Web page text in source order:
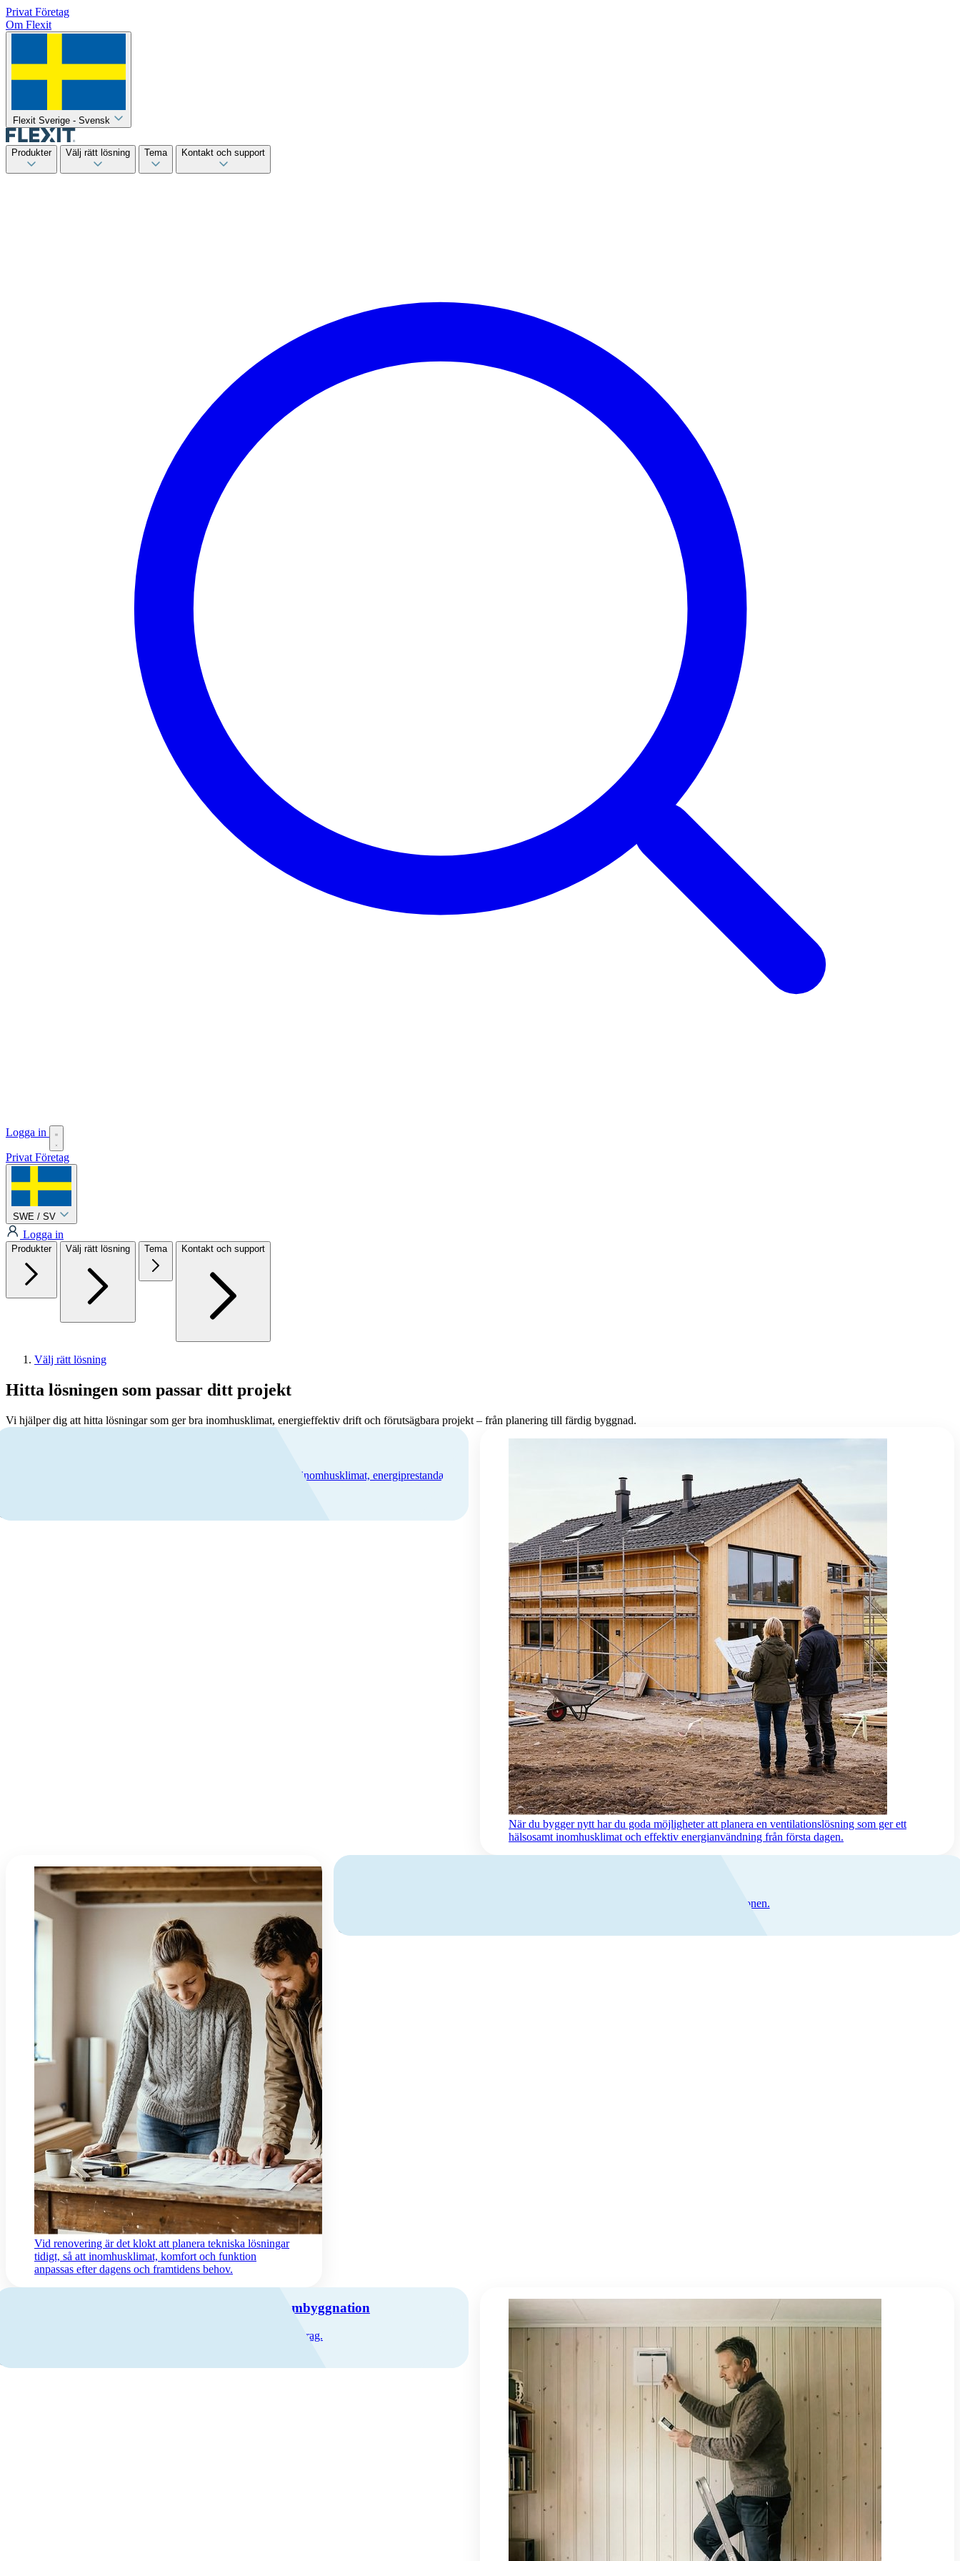
Privat Företag
Om Flexit
Flexit Sverige - Svensk
Produkter Välj rätt lösning Tema Kontakt och support
Logga in
Privat Företag
SWE / SV
Logga in
Produkter Välj rätt lösning Tema Kontakt och support
Välj rätt lösning
Hitta lösningen som passar ditt projekt
Vi hjälper dig att hitta lösningar som ger bra inomhusklimat, energieffektiv drift och förutsägbara projekt – från planering till färdig byggnad.
När du bygger nytt har du goda möjligheter att planera en ventilationslösning som ger ett
hälsosamt inomhusklimat och effektiv energianvändning från första dagen.
du projekterar eller bygger nytt är rätt ventilation avgörande för inomhusklimat, energiprestanda och
Vid renovering är det klokt att planera tekniska lösningar
tidigt, så att inomhusklimat, komfort och funktion
anpassas efter dagens och framtidens behov.
Ska du renovera eller uppgradera en byggnad? Då är det ett bra tillfälle att förbättra ventilationen.
i äldre bostäder – utan ombyggnation
byggnader kan ha stora utmaningar med luftkvalitet, fukt och drag.